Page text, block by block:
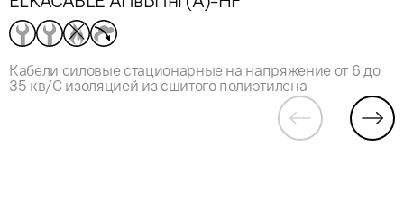
Кабели силовые стационарные на напряжение от 6 до
35 кв/С изоляцией из сшитого полиэтилена